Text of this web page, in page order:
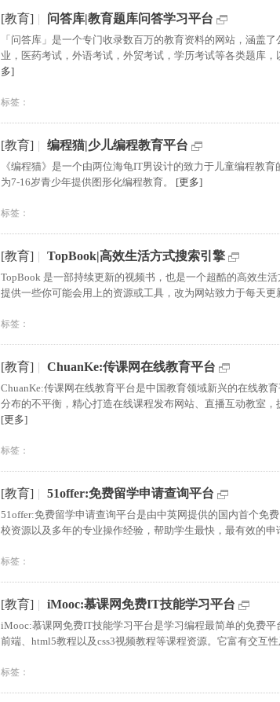
[教育] | 问答库|教育题库问答学习平台
「问答库」是一个专门收录数百万的教育资料的网站，涵盖
业，医药考试，外语考试，外贸考试，学历考试等各类题库
多]
标签：
[教育] | 编程猫|少儿编程教育平台
《编程猫》是一个由两位海龟IT男设计的致力于儿童编程教
为7-16岁青少年提供图形化编程教育。 [更多]
标签：
[教育] | TopBook|高效生活方式搜索引擎
TopBook 是一部持续更新的视频书，也是一个超酷的高效生
提供一些你可能会用上的资源或工具，改为网站致力于每天更
标签：
[教育] | ChuanKe:传课网在线教育平台
ChuanKe:传课网在线教育平台是中国教育领域新兴的在线教
分布的不平衡，精心打造在线课程发布网站、直播互动教室
[更多]
标签：
[教育] | 51offer:免费留学申请查询平台
51offer:免费留学申请查询平台是由中英网提供的国内首个免
校资源以及多年的专业操作经验，帮助学生最快，最有效的申
标签：
[教育] | iMooc:慕课网免费IT技能学习平台
iMooc:慕课网免费IT技能学习平台是学习编程最简单的免费
前端、html5教程以及css3视频教程等课程资源。它富有交互
标签：